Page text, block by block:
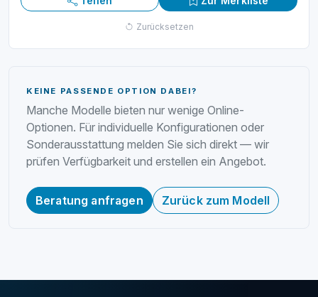
Zurücksetzen
KEINE PASSENDE OPTION DABEI?
Manche Modelle bieten nur wenige Online-
Optionen. Für individuelle Konfigurationen oder
Sonderausstattung melden Sie sich direkt — wir
prüfen Verfügbarkeit und erstellen ein Angebot.
Beratung anfragen Zurück zum Modell